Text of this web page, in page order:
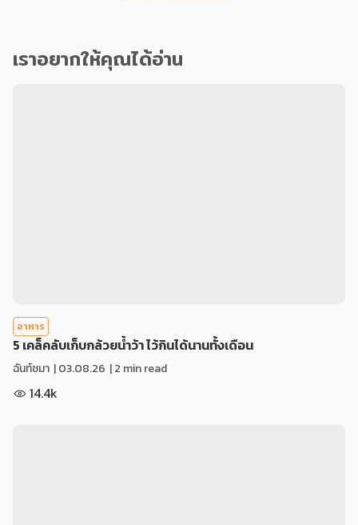
เราอยากให้คุณได้อ่าน
อาหาร
5 เคล็คลับเก็บกล้วยน้ำว้า ไว้กินได้นานทั้งเดือน
ฉันท์ชมา |03.08.26 | 2 min read
14.4k